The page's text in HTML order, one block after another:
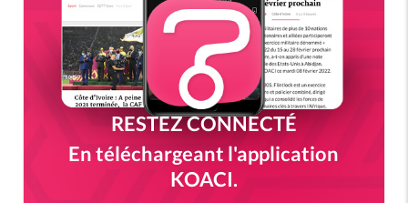
RESTEZ CONNECTÉ
En téléchargeant l'application
KOACI.